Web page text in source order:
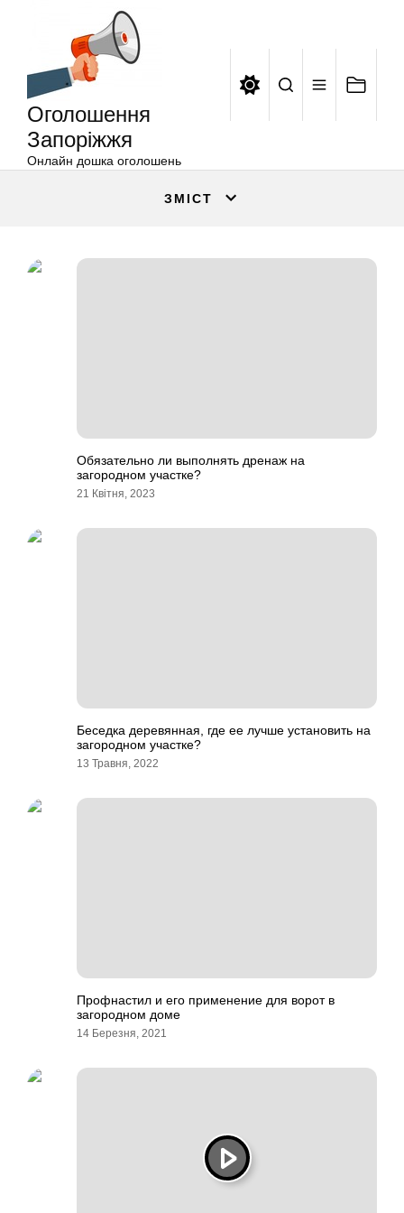
Оголошення
Запоріжжя
Онлайн дошка оголошень
ЗМІСТ
Обязательно ли выполнять дренаж на
загородном участке?
21 Квітня, 2023
Беседка деревянная, где ее лучше установить на
загородном участке?
13 Травня, 2022
Профнастил и его применение для ворот в
загородном доме
14 Березня, 2021